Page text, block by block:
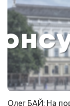
Олег БАЙ: На